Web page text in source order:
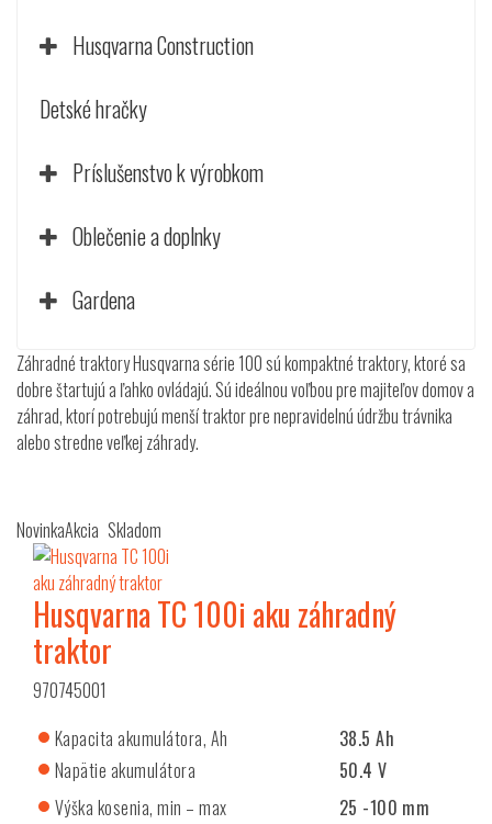
Husqvarna Construction
Detské hračky
Príslušenstvo k výrobkom
Oblečenie a doplnky
Gardena
Záhradné traktory Husqvarna série 100 sú kompaktné traktory, ktoré sa
dobre štartujú a ľahko ovládajú. Sú ideálnou voľbou pre majiteľov domov a
záhrad, ktorí potrebujú menší traktor pre nepravidelnú údržbu trávnika
alebo stredne veľkej záhrady.
NovinkaAkcia Skladom
Husqvarna TC 100i aku záhradný
traktor
970745001
Kapacita akumulátora, Ah
38.5 Ah
Napätie akumulátora
50.4 V
Výška kosenia, min – max
25 -100 mm